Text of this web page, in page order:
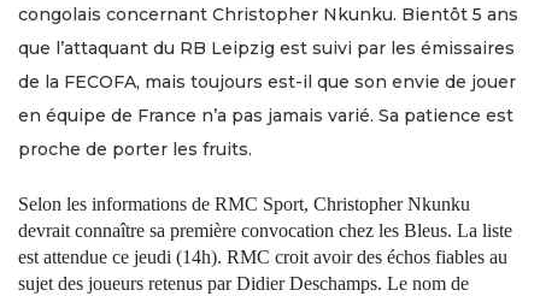
congolais concernant Christopher Nkunku. Bientôt 5 ans
que l’attaquant du RB Leipzig est suivi par les émissaires
de la FECOFA, mais toujours est-il que son envie de jouer
en équipe de France n’a pas jamais varié. Sa patience est
proche de porter les fruits.
Selon les informations de RMC Sport, Christopher Nkunku
devrait connaître sa première convocation chez les Bleus. La liste
est attendue ce jeudi (14h). RMC croit avoir des échos fiables au
sujet des joueurs retenus par Didier Deschamps. Le nom de